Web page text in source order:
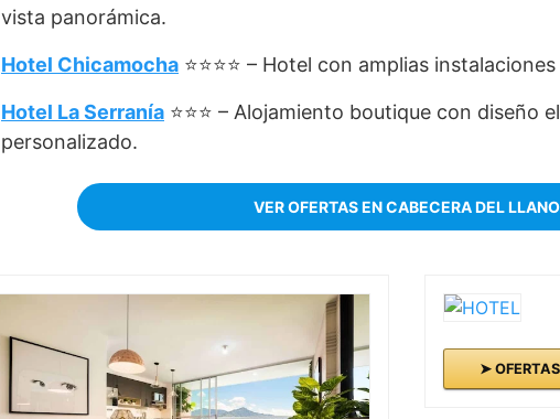
vista panorámica.
Hotel Chicamocha ⭐⭐⭐⭐ – Hotel con amplias
Hotel La Serranía ⭐⭐⭐ – Alojamiento boutique con diseño
personalizado.
VER OFERTAS EN CABECERA DEL LLANO
➤